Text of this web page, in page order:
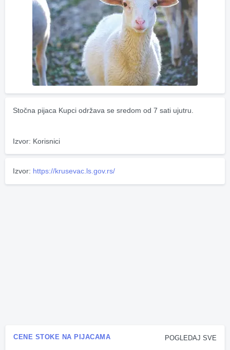
Stočna pijaca Kupci održava se sredom od 7 sati ujutru.
Izvor: Korisnici
Izvor: https://krusevac.ls.gov.rs/
POGLEDAJ SVE
CENE STOKE NA PIJACAMA